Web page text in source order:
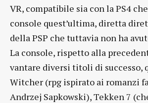
VR, compatibile sia con la PS4
console quest’ultima, diretta
della PSP che tuttavia non ha
La console, rispetto alla
vantare diversi titoli di successo,
Witcher (rpg ispirato ai romanzi
Andrzej Sapkowski), Tekken 7